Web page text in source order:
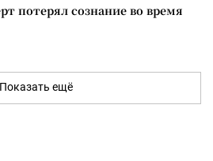
потерял сознание во время
Показать ещё